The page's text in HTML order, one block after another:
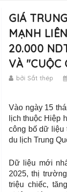
GIÁ
MẠNH
20.000
VÀ "CUỘC
bởi Sắt thép
Vào ngày 15
lịch thuộc Hiệp
công bố dữ liệu
du lịch Trung
Dữ liệu mới
2025, thị
triệu chiếc,